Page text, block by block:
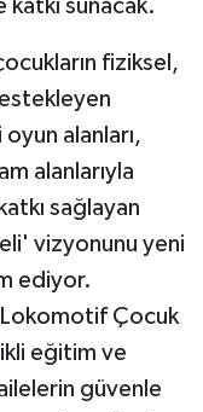
sunacak.
fiziksel,
oyun alanları,
alanlarıyla
sağlayan
vizyonunu yeni
ediyor.
Çocuk
eğitim ve
güvenle